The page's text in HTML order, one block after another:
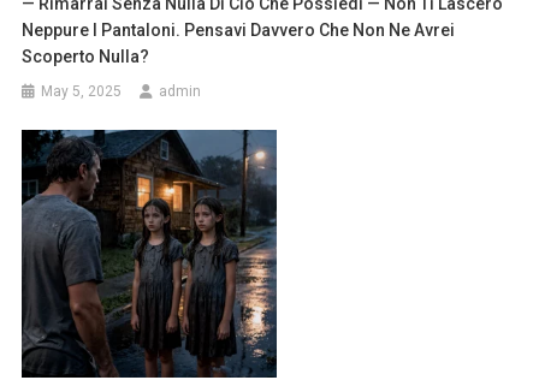
Neppure I Pantaloni. Pensavi Davvero Che Non Ne Avrei
Scoperto Nulla?
May 5, 2025 admin